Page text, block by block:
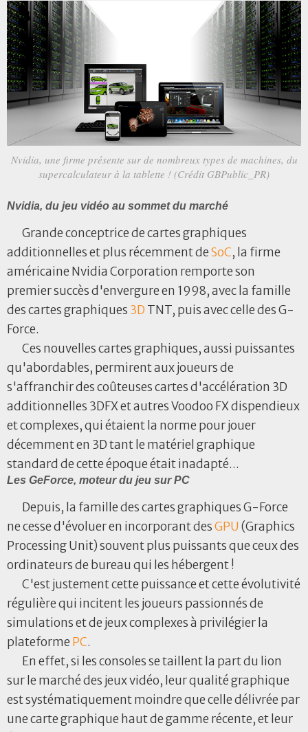
Nvidia, une firme présente sur de nombreux types de machines, du
supercalculateur à la tablette ! (Crédit GBPublic_PR)
Nvidia, du jeu vidéo au sommet du marché
Grande conceptrice de cartes graphiques
additionnelles et plus récemment deSoC, la firme
américaine Nvidia Corporation remporte son
premier succès d'envergure en 1998, avec la famille
des cartes graphiques 3D TNT, puis avec celle des G-
Force.
Ces nouvelles cartes graphiques, aussi puissantes
qu'abordables, permirent aux joueurs de
s'affranchir des coûteuses cartes d'accélération 3D
additionnelles 3DFX et autres Voodoo FX dispendieux
et complexes, qui étaient la norme pour jouer
décemment en 3D tant le matériel graphique
standard de cette époque était inadapté...
Les GeForce, moteur du jeu sur PC
Depuis, la famille des cartes graphiques G-Force
ne cesse d'évoluer en incorporant desGPU(Graphics
Processing Unit) souvent plus puissants que ceux des
ordinateurs de bureau qui les hébergent !
C'est justement cette puissance et cette évolutivité
régulière qui incitent les joueurs passionnés de
simulations et de jeux complexes à privilégier la
plateforme PC.
En effet, si les consoles se taillent la part du lion
sur le marché des jeux vidéo, leur qualité graphique
est systématiquement moindre que celle délivrée par
une carte graphique haut de gamme récente, et leur